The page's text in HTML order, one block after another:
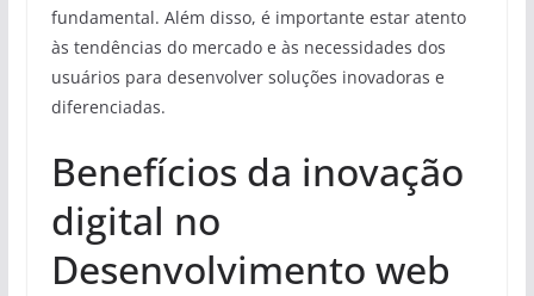
fundamental. Além disso, é importante estar atento
às tendências do mercado e às necessidades dos
usuários para desenvolver soluções inovadoras e
diferenciadas.
Benefícios da inovação
digital no
Desenvolvimento web